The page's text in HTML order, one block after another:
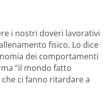
i nostri doveri lavorativi
fisico. Lo dice
dei comportamenti
“il mondo fatto
ci fanno ritardare a